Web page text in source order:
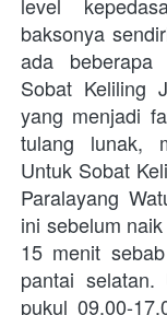
level
baksonya
ada beberapa
Sobat Keliling
yang menjadi
tulang lunak,
Untuk Sobat
Paralayang
ini sebelum
15 menit
pantai
pukul 09.00-